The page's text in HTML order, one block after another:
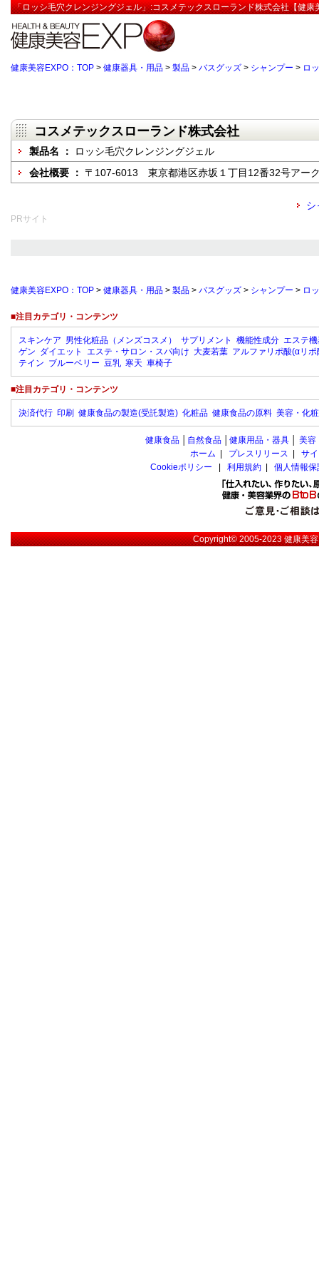
「ロッシ毛穴クレンジングジェル」:コスメテックスローランド株式会社【健康
健康美容EXPO：TOP > 健康器具・用品 > 製品 > バスグッズ > シャンプー > ロ
コスメテックスローランド株式会社
製品名 ：
ロッシ毛穴クレンジングジェル
会社概要 ： 〒107-6013 東京都港区赤坂１丁目12番32号アー
シ
PRサイト
健康美容EXPO：TOP > 健康器具・用品 > 製品 > バスグッズ > シャンプー > ロ
■注目カテゴリ・コンテンツ
スキンケア 男性化粧品（メンズコスメ） サプリメント 機能性成分 エステ
ゲン ダイエット エステ・サロン・スパ向け 大麦若葉 アルファリポ酸(αリポ
テイン ブルーベリー 豆乳 寒天 車椅子
■注目カテゴリ・コンテンツ
決済代行 印刷 健康食品の製造(受託製造) 化粧品 健康食品の原料 美容・化
健康食品 自然食品 健康用品・器具 美容
ホーム
プレスリリース
サ
Cookieポリシー
利用規約 個人情報
Copyright© 2005-2023健康美